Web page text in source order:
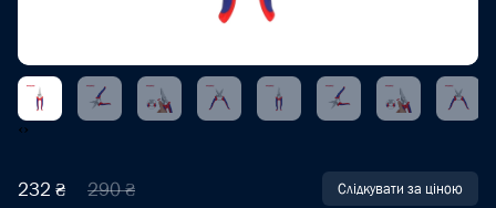
‹›
232 ₴ 290 ₴ Слідкувати за ціною